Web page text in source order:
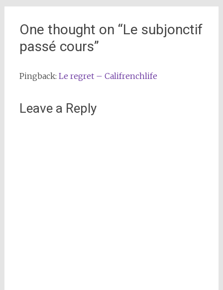
One thought on “Le subjonctif
passé cours”
Pingback: Le regret – Califrenchlife
Leave a Reply